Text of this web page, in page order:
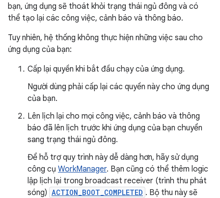
bạn, ứng dụng sẽ thoát khỏi trạng thái ngủ đông và có
thể tạo lại các công việc, cảnh báo và thông báo.
Tuy nhiên, hệ thống không thực hiện những việc sau cho
ứng dụng của bạn:
Cấp lại quyền khi bắt đầu chạy của ứng dụng.
Người dùng phải cấp lại các quyền này cho ứng dụng
của bạn.
Lên lịch lại cho mọi công việc, cảnh báo và thông
báo đã lên lịch trước khi ứng dụng của bạn chuyển
sang trạng thái ngủ đông.
Để hỗ trợ quy trình này dễ dàng hơn, hãy sử dụng
công cụ WorkManager. Bạn cũng có thể thêm logic
lập lịch lại trong broadcast receiver (trình thu phát
sóng) ACTION_BOOT_COMPLETED . Bộ thu này sẽ